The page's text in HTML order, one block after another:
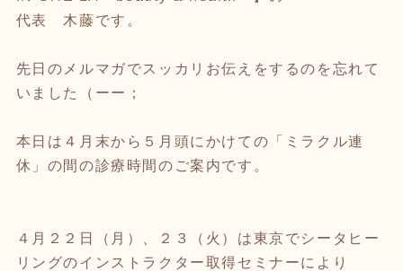
代表 木藤です。
先日のメルマガでスッカリお伝えをするのを忘れて
いました（ーー；
本日は４月末から５月頭にかけての「ミラクル連
休」の間の診療時間のご案内です。
４月２２日（月）、２３（火）は東京でシータヒー
リングのインストラクター取得セミナーにより